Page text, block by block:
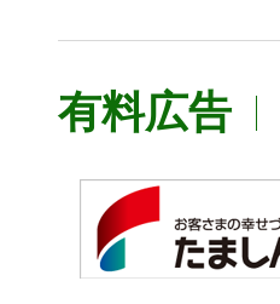
有料広告